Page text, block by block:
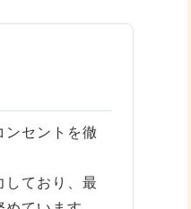
ンセントを徹
しており、最